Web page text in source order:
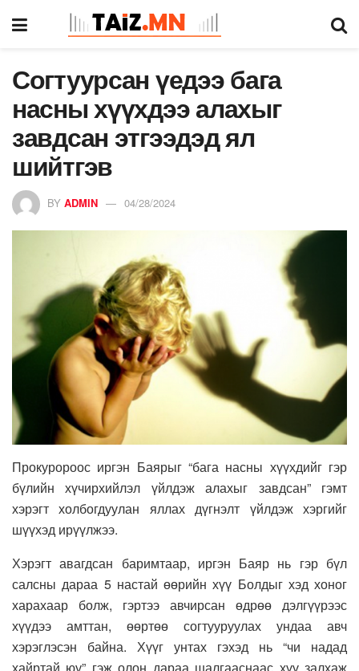
Согтуурсан үедээ бага
насны хүүхдээ алахыг
завдсан этгээдэд ял
шийтгэв
BY ADMIN 04/28/2024
Прокуророос иргэн Баярыг “бага насны хүүхдийг гэр
бүлийн хүчирхийлэл үйлдэж алахыг завдсан” гэмт
хэрэгт холбогдуулан яллах дүгнэлт үйлдэж хэргийг
шүүхэд ирүүлжээ.
Хэрэгт авагдсан баримтаар, иргэн Баяр нь гэр бүл
салсны дараа 5 настай өөрийн хүү Болдыг хэд хоног
харахаар болж, гэртээ авчирсан өдрөө дэлгүүрээс
хүүдээ амттан, өөртөө согтууруулах ундаа авч
хэрэглэсэн байна. Хүүг унтах гэхэд нь “чи надад
хайртай юу” гэж олон дараа шалгааснаас хүү залхаж